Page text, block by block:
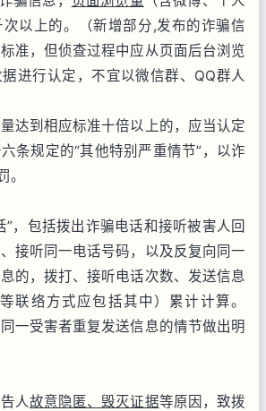
以上的。（新增部分,发布的诈骗信
准，但侦查过程中应从页面后台浏览
进行认定，不宜以微信群、QQ群人
达到相应标准十倍以上的，应当认定
条规定的“其他特别严重情节”，以诈
。
”，包括拨出诈骗电话和接听被害人回
接听同一电话号码，以及反复向同一
的，拨打、接听电话次数、发送信息
联络方式应包括其中）累计计算。
同一受害者重复发送信息的情节做出明
人故意隐匿、毁灭证据等原因，致拨